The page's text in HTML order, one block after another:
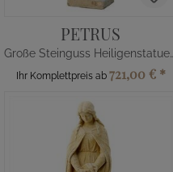
PETRUS
Große Steinguss Heiligenstatue Petrus
Ihr Komplettpreis ab 721,00 € *